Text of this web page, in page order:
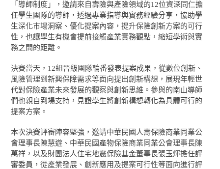
「導師制度」，邀請來自壽險與產險領域的12位資深同仁擔
任學生團隊的導師，透過專業指導與實務經驗分享，協助學
生深化市場洞察、優化提案內容，提升保險創新方案的可行
性，也讓學生有機會提前接觸產業實務觀點，縮短學術與實
務之間的距離。
決賽當天，12組晉級團隊輪番發表提案成果，從數位創新、
風險管理到新興保障需求等面向提出創新構想，展現年輕世
代對保險產業未來發展的觀察與創新思維。參與的南山導師
們也親自到場支持，見證學生將創新構想轉化為具體可行的
提案方案。
本次決賽評審陣容堅強，邀請中華民國人壽保險商業同業公
會理事長陳慧遊、中華民國產物保險商業同業公會理事長陳
萬祥，以及財團法人住宅地震保險基金董事長張玉煇擔任評
審委員，從產業發展、創新應用及提案可行性等面向進行評